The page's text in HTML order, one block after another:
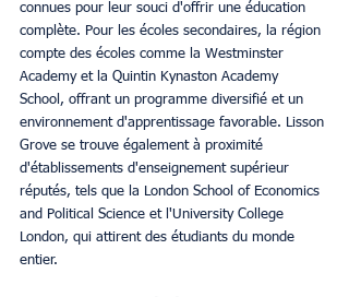
connues pour leur souci d'offrir une éducation
complète. Pour les écoles secondaires, la région
compte des écoles comme la Westminster
Academy et la Quintin Kynaston Academy
School, offrant un programme diversifié et un
environnement d'apprentissage favorable. Lisson
Grove se trouve également à proximité
d'établissements d'enseignement supérieur
réputés, tels que la London School of Economics
and Political Science et l'University College
London, qui attirent des étudiants du monde
entier.